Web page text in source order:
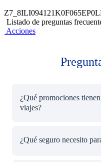
Listado de preguntas
Acciones
¿Qué promociones
viajes?
aéreos, alojamiento y
¿Qué seguro necesito